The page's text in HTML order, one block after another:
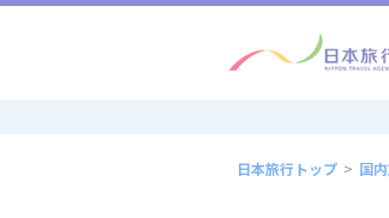
日本旅行トップ > 国